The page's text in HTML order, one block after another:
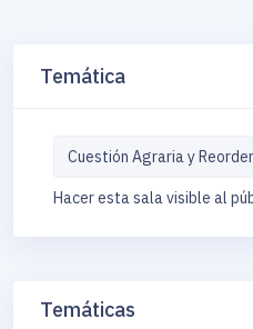
Temática
Hacer esta sala visible al
Temáticas